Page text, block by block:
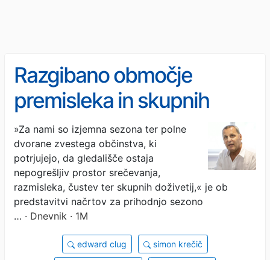
Razgibano območje
premisleka in skupnih
doživetij
»Za nami so izjemna sezona ter polne
dvorane zvestega občinstva, ki
potrjujejo, da gledališče ostaja
nepogrešljiv prostor srečevanja,
razmisleka, čustev ter skupnih doživetij,« je ob
predstavitvi načrtov za prihodnjo sezono
… · Dnevnik · 1M
edward clug simon krečič